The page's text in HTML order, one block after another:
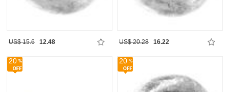
US$ 15.6 12.48 US$ 20.28 16.22
20 20